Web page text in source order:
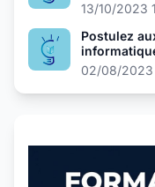
13/10/2023
Postulez
02/08/2023